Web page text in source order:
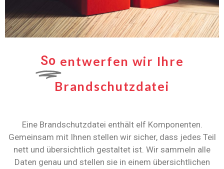
So entwerfen wir Ihre
Brandschutzdatei
Eine Brandschutzdatei enthält elf Komponenten.
Gemeinsam mit Ihnen stellen wir sicher, dass jedes Teil
nett und übersichtlich gestaltet ist. Wir sammeln alle
Daten genau und stellen sie in einem übersichtlichen